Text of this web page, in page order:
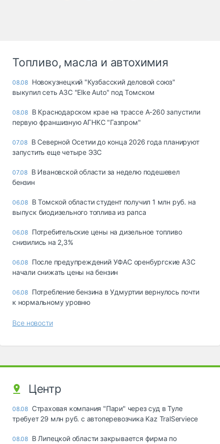
Топливо, масла и автохимия
08.08 Новокузнецкий "Кузбасский деловой союз"
выкупил сеть АЗС "Elke Auto" под Томском
08.08 В Краснодарском крае на трассе А-260 запустили
первую франшизную АГНКС "Газпром"
07.08 В Северной Осетии до конца 2026 года планируют
запустить еще четыре ЭЗС
07.08 В Ивановской области за неделю подешевел
бензин
06.08 В Томской области студент получил 1 млн руб. на
выпуск биодизельного топлива из рапса
06.08 Потребительские цены на дизельное топливо
снизились на 2,3%
06.08 После предупреждений УФАС оренбургские АЗС
начали снижать цены на бензин
06.08 Потребление бензина в Удмуртии вернулось почти
к нормальному уровню
Все новости
Центр
08.08 Страховая компания "Пари" через суд в Туле
требует 29 млн руб. с автоперевозчика Kaz TralServiece
08.08 В Липецкой области закрывается фирма по